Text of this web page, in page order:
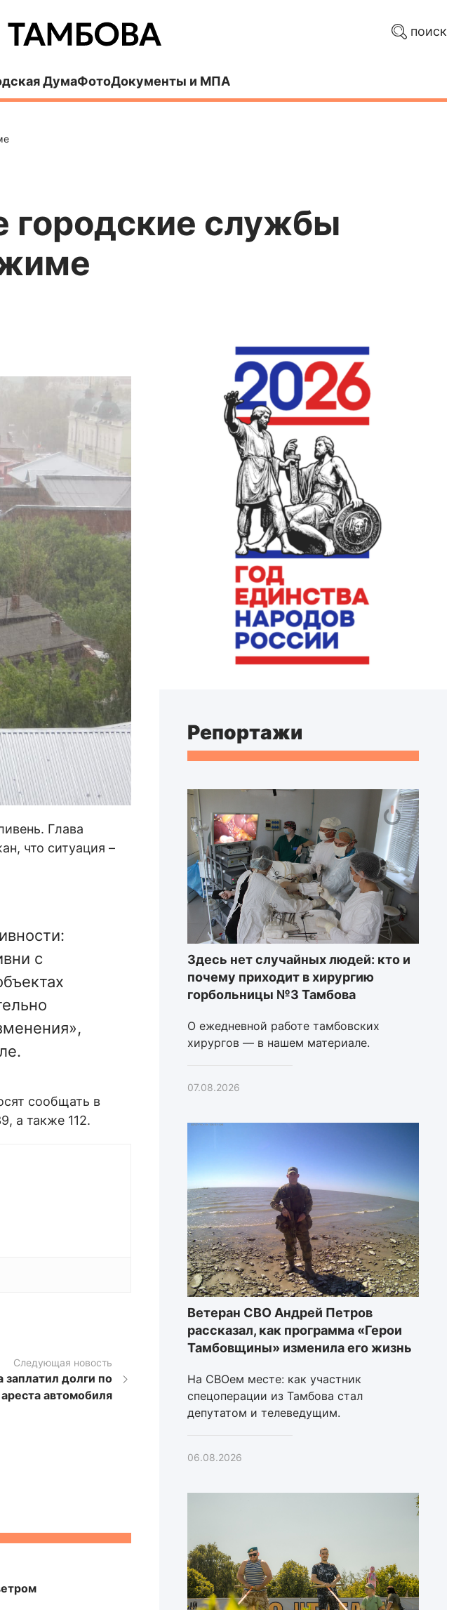
поиск
ДумаФотоДокументы и МПА
городские службы
Глава
что ситуация –
с
сообщать в
а также 112.
Следующая новость
долги по
автомобиля
Репортажи
Здесь нет случайных людей: кто и
почему приходит в хирургию
горбольницы №3 Тамбова
О ежедневной работе тамбовских
хирургов — в нашем материале.
07.08.2026
Ветеран СВО Андрей Петров
рассказал, как программа «Герои
Тамбовщины» изменила его жизнь
На СВОем месте: как участник
спецоперации из Тамбова стал
депутатом и телеведущим.
06.08.2026